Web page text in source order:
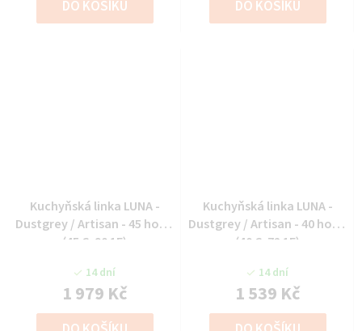
DO KOŠÍKU DO KOŠÍKU
Kuchyňská linka LUNA -
Dustgrey / Artisan - 45 horní
(45 G-90 1F)
14 dní
1 979 Kč
Kuchyňská linka LUNA -
Dustgrey / Artisan - 40 horní
(40 G-72 1F)
14 dní
1 539 Kč